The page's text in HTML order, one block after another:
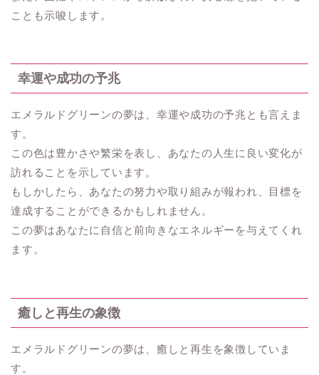
ことも示唆します。
幸運や成功の予兆
エメラルドグリーンの夢は、幸運や成功の予兆とも言えま
す。
この色は豊かさや繁栄を表し、あなたの人生に良い変化が
訪れることを示しています。
もしかしたら、あなたの努力や取り組みが報われ、目標を
達成することができるかもしれません。
この夢はあなたに自信と前向きなエネルギーを与えてくれ
ます。
癒しと再生の象徴
エメラルドグリーンの夢は、癒しと再生を象徴していま
す。